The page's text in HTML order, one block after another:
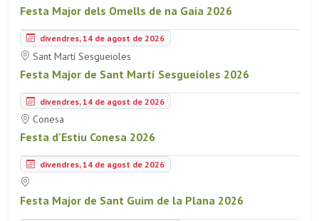
Festa Major dels Omells de na Gaia 2026
divendres, 14 de agost de 2026
Sant Martí Sesgueioles
Festa Major de Sant Martí Sesgueioles 2026
divendres, 14 de agost de 2026
Conesa
Festa d'Estiu Conesa 2026
divendres, 14 de agost de 2026
Festa Major de Sant Guim de la Plana 2026